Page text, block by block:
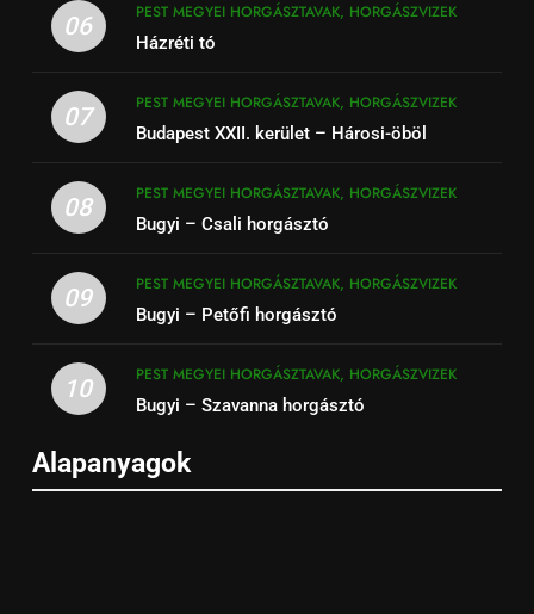
06
PEST MEGYEI HORGÁSZTAVAK, HORGÁSZVIZEK
Házréti tó
07
PEST MEGYEI HORGÁSZTAVAK, HORGÁSZVIZEK
Budapest XXII. kerület – Hárosi-öböl
08
PEST MEGYEI HORGÁSZTAVAK, HORGÁSZVIZEK
Bugyi – Csali horgásztó
09
PEST MEGYEI HORGÁSZTAVAK, HORGÁSZVIZEK
Bugyi – Petőfi horgásztó
10
PEST MEGYEI HORGÁSZTAVAK, HORGÁSZVIZEK
Bugyi – Szavanna horgásztó
Alapanyagok